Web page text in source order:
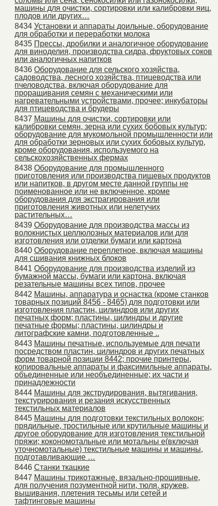
машины для очистки, сортировки или калибровки яиц,
плодов или других…
8434 Установки и аппараты доильные, оборудование
для обработки и переработки молока
8435 Прессы, дробилки и аналогичное оборудование
для виноделия, производства сидра, фруктовых соков
или аналогичных напитков
8436 Оборудование для сельского хозяйства,
садоводства, лесного хозяйства, птицеводства или
пчеловодства, включая оборудование для
проращивания семян с механическими или
нагревательными устройствами, прочее; инкубаторы
для птицеводства и брудеры
8437 Машины для очистки, сортировки или
калибровки семян, зерна или сухих бобовых культур;
оборудование для мукомольной промышленности или
для обработки зерновых или сухих бобовых культур,
кроме оборудования, используемого на
сельскохозяйственных фермах
8438 Оборудование для промышленного
приготовления или производства пищевых продуктов
или напитков, в другом месте данной группы не
поименованное или не включенное, кроме
оборудования для экстрагирования или
приготовления животных или нелетучих
растительных…
8439 Оборудование для производства массы из
волокнистых целлюлозных материалов или для
изготовления или отделки бумаги или картона
8440 Оборудование переплетное, включая машины
для сшивания книжных блоков
8441 Оборудование для производства изделий из
бумажной массы, бумаги или картона, включая
резательные машины всех типов, прочее
8442 Машины, аппаратура и оснастка (кроме станков
товарных позиций 8456 - 8465) для подготовки или
изготовления пластин, цилиндров или других
печатных форм; пластины, цилиндры и другие
печатные формы; пластины, цилиндры и
литографские камни, подготовленные ..
8443 Машины печатные, используемые для печати
посредством пластин, цилиндров и других печатных
форм товарной позиции 8442; прочие принтеры,
копировальные аппараты и факсимильные аппараты,
объединенные или необъединенные; их части и
принадлежности
8444 Машины для экструдирования, вытягивания,
текстурирования и резания искусственных
текстильных материалов
8445 Машины для подготовки текстильных волокон;
прядильные, тростильные или крутильные машины и
другое оборудование для изготовления текстильной
пряжи; кокономотальные или мотальны е(включая
уточномотальные) текстильные машины и машины,
подготавливающие …
8446 Станки ткацкие
8447 Машины трикотажные, вязально-прошивные,
для получения позументной нити, тюля, кружев,
вышивания, плетения тесьмы или сетей и
тафтинговые машины